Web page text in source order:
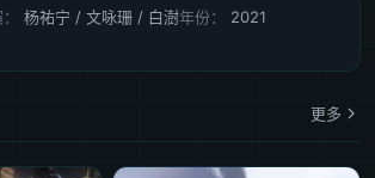
集 第43集 第44集
杨祐宁 / 文咏珊 / 白澍年份：
2021
更多